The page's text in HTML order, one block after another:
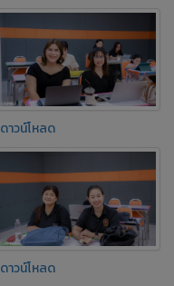
ดาวน์โหลด
ดาวน์โหลด